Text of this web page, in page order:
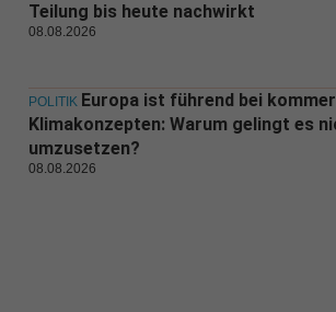
Teilung bis heute nachwirkt
08.08.2026
POLITIK Europa ist führend bei
Klimakonzepten: Warum gelingt es
umzusetzen?
08.08.2026